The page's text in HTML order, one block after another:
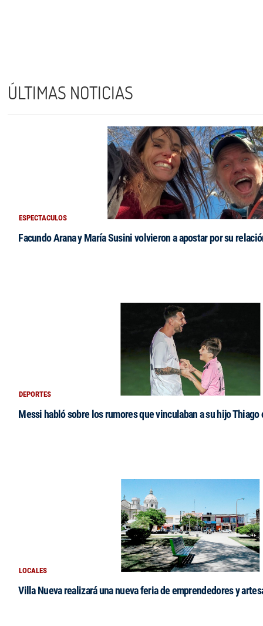
ÚLTIMAS NOTICIAS
ESPECTACULOS
Facundo Arana y María Susini volvieron a apostar por su
DEPORTES
Messi habló sobre los rumores que vinculaban a su hijo Thiago
LOCALES
Villa Nueva realizará una nueva feria de emprendedores y